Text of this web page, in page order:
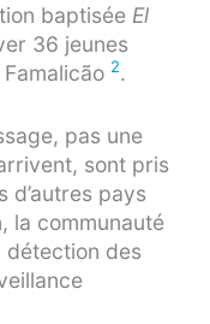
baptisée El
36 jeunes
2.
pas une
sont pris
d’autres pays
la communauté
détection des